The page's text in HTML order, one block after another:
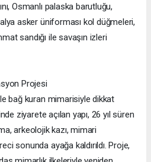
Osmanlı palaska barutluğu,
asker üniforması kol düğmeleri,
sandığı ile savaşın izleri
Projesi
bağ kuran mimarisiyle dikkat
ziyarete açılan yapı, 26 yıl süren
arkeolojik kazı, mimari
sonunda ayağa kaldırıldı. Proje,